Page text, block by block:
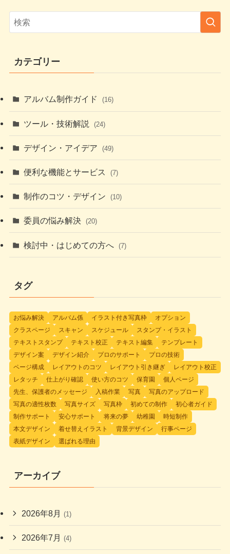
カテゴリー
アルバム制作ガイド (16)
ツール・技術解説 (24)
デザイン・アイデア (49)
便利な機能とサービス (7)
制作のコツ・デザイン (10)
委員の悩み解決 (20)
検討中・はじめての方へ (7)
タグ
お悩み解決 アルバム係 イラスト付き写真枠
オプション
クラスページ
スキャン スケジュール
スタンプ・イラスト
テキストスタンプ
テキスト校正 テキスト編集
テンプレート
デザイン案
デザイン紹介 プロのサポート
プロの技術
ページ構成
レイアウトのコツ レイアウト引き継ぎ
レイアウト校正
レタッチ
仕上がり確認 使い方のコツ 保育園
個人ページ
先生、保護者のメッセージ
入稿作業 写真
写真のアップロード
写真の適性枚数
写真サイズ 写真枠 初めての制作
初心者ガイド
制作サポート
安心サポート 将来の夢 幼稚園
時短制作
本文デザイン
着せ替えイラスト 背景デザイン
行事ページ
表紙デザイン
選ばれる理由
アーカイブ
2026年8月 (1)
2026年7月 (4)